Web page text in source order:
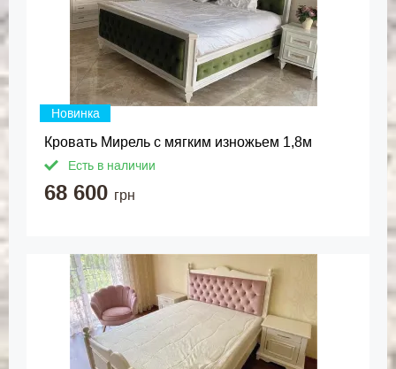
Новинка
Кровать Мирель с мягким изножьем 1,8м
Есть в наличии
68 600 грн